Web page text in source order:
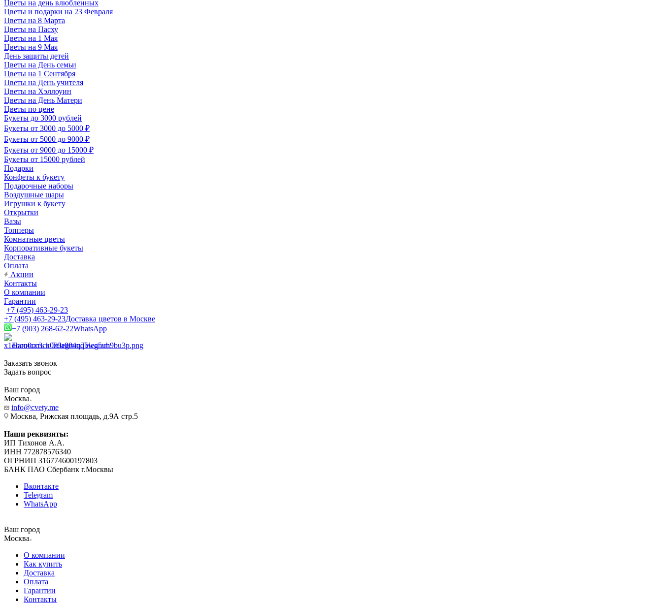
Цветы на день влюбленных
Цветы и подарки на 23 Февраля
Цветы на 8 Марта
Цветы на Пасху
Цветы на 1 Мая
Цветы на 9 Мая
День защиты детей
Цветы на День семьи
Цветы на 1 Сентября
Цветы на День учителя
Цветы на Хэллоуин
Цветы на День Матери
Цветы по цене
Букеты до 3000 рублей
Букеты от 3000 до 5000 ₽
Букеты от 5000 до 9000 ₽
Букеты от 9000 до 15000 ₽
Букеты от 15000 рублей
Подарки
Конфеты к букету
Подарочные наборы
Воздушные шары
Игрушки к букету
Открытки
Вазы
Топперы
Комнатные цветы
Корпоративные букеты
Доставка
Оплата
Акции
Контакты
О компании
Гарантии
+7 (495) 463-29-23
+7 (495) 463-29-23Доставка цветов в Москве
+7 (903) 268-62-22WhatsApp
Написать в TelegramTelegram
Заказать звонок
Задать вопрос
Ваш город
Москва
info@cvety.me
Москва, Рижская площадь, д.9А стр.5
Наши реквизиты:
ИП Тихонов А.А.
ИНН 772878576340
ОГРНИП 316774600197803
БАНК ПАО Сбербанк г.Москвы
Вконтакте
Telegram
WhatsApp
Ваш город
Москва
О компании
Как купить
Доставка
Оплата
Гарантии
Контакты